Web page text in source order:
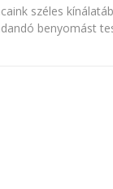
széles
benyomást